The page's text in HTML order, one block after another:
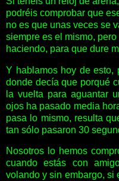
podréis comprobar que
no es que unas veces se
siempre es el mismo,
haciendo, para que dure
Y hablamos hoy de esto,
donde decía que porqué
la vuelta para aguantar
ojos ha pasado media
pasa lo mismo, resulta
tan sólo pasaron 30
Nosotros lo hemos
cuando estás con
volando y sin embargo, si